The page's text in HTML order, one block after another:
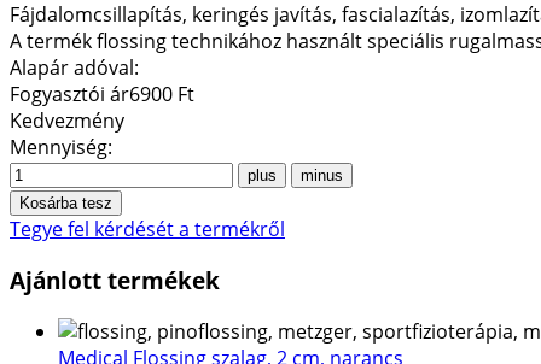
Fájdalomcsillapítás, keringés javítás, fascialazítás,
A termék flossing technikához használt speciális
Alapár adóval:
Fogyasztói ár6900 Ft
Kedvezmény
Mennyiség:
Tegye fel kérdését a termékről
Ajánlott termékek
Medical Flossing szalag, 2 cm, narancs